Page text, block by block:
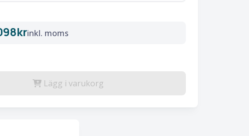
inkl. moms
Lägg i varukorg